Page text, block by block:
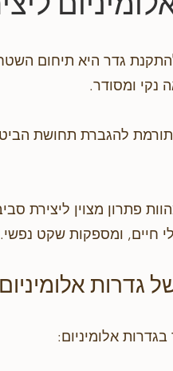
גדר היא תיחום
ומסודר.
להגברת תחושת
פתרון מצוין ליצירת
חיים, ומספקות שקט נפשי.
גדרות
אלומיניום: